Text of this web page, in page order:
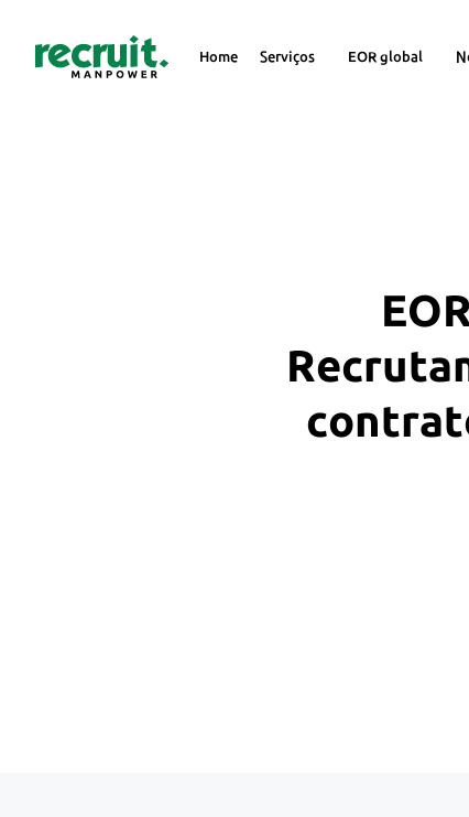
Home Serviços EOR global